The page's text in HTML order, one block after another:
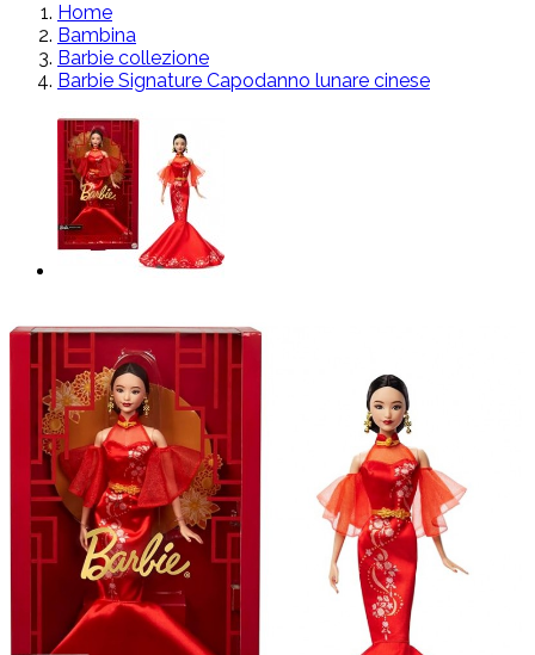
Home
Bambina
Barbie collezione
Barbie Signature Capodanno lunare cinese